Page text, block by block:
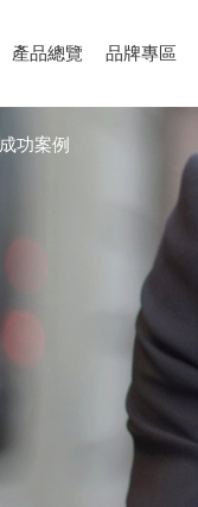
產品總覽 品牌專區
成功案例